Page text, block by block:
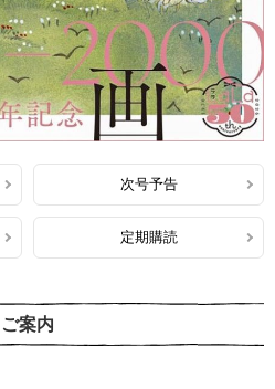
次号予告
定期購読
ご案内